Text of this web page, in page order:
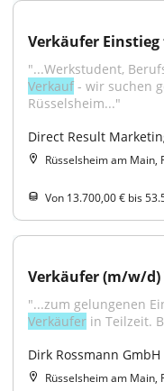
Verkäufer
Verkauf - wir suchen
Rüsselsheim..."
Direct Result
Rüsselsheim am Main,
Von 13.700,00 € bis
Verkäufer (m/w/d)
Verkäufer in Teilzeit.
Dirk Rossmann GmbH
Rüsselsheim am Main,